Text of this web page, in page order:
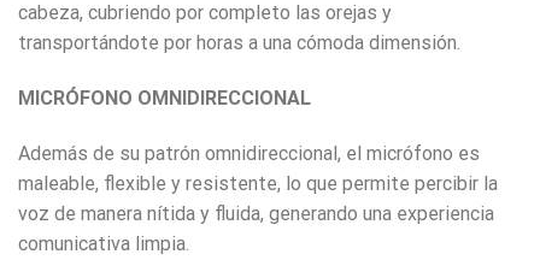
cabeza, cubriendo por completo las orejas y
transportándote por horas a una cómoda dimensión.
MICRÓFONO OMNIDIRECCIONAL
Además de su patrón omnidireccional, el micrófono es
maleable, flexible y resistente, lo que permite percibir la
voz de manera nítida y fluida, generando una experiencia
comunicativa limpia.